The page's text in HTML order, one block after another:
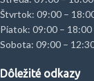
Štvrtok: 09:00 –
Piatok: 09:00 – 18:00
Sobota: 09:00 –
Dôležité odkazy